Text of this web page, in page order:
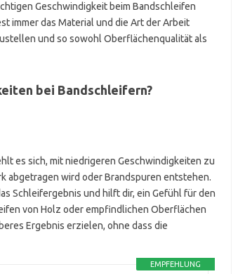
Geschwindigkeit beim Bandschleifen
immer das Material und die Art der Arbeit
und so sowohl Oberflächenqualität als
bei Bandschleifern?
es sich, mit niedrigeren Geschwindigkeiten zu
abgetragen wird oder Brandspuren entstehen.
Schleifergebnis und hilft dir, ein Gefühl für den
von Holz oder empfindlichen Oberflächen
Ergebnis erzielen, ohne dass die
EMPFEHLUNG